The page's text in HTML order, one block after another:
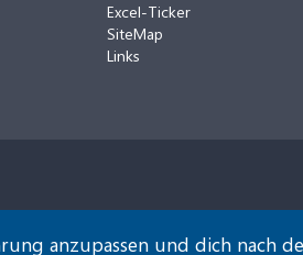
Excel-Ticker
SiteMap
Links
anzupassen und dich nach